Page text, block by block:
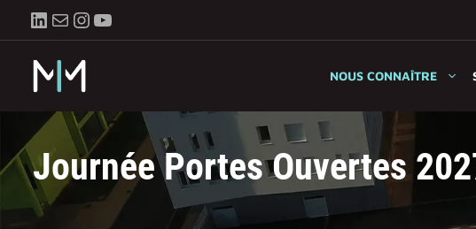
LinkedIn
E-mailInstagram
YouTube
NOUS CONNAÎTRE
Journée Portes Ouvertes